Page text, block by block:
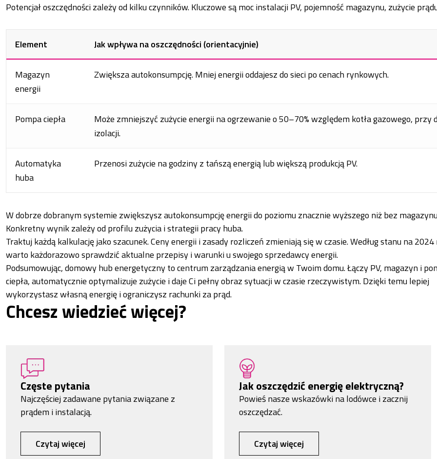
Potencjał oszczędności zależy od kilku czynników. Kluczowe są moc instalacji PV, pojemność magazynu, zużycie
Element Jak wpływa na oszczędności (orientacyjnie)
Magazyn
energii
Zwiększa autokonsumpcję. Mniej energii oddajesz do sieci po cenach rynkowych.
Pompa ciepła
Może zmniejszyć zużycie energii na ogrzewanie o 50–70% względem kotła gazowego, przy
izolacji.
Automatyka
huba
Przenosi zużycie na godziny z tańszą energią lub większą produkcją PV.
W dobrze dobranym systemie zwiększysz autokonsumpcję energii do poziomu znacznie wyższego niż bez
Konkretny wynik zależy od profilu zużycia i strategii pracy huba.
Traktuj każdą kalkulację jako szacunek. Ceny energii i zasady rozliczeń zmieniają się w czasie. Według stanu na
warto każdorazowo sprawdzić aktualne przepisy i warunki u swojego sprzedawcy energii.
Podsumowując, domowy hub energetyczny to centrum zarządzania energią w Twoim domu. Łączy PV, magazyn i
ciepła, automatycznie optymalizuje zużycie i daje Ci pełny obraz sytuacji w czasie rzeczywistym. Dzięki temu lepiej
wykorzystasz własną energię i ograniczysz rachunki za prąd.
Chcesz wiedzieć więcej?
Częste pytania
Najczęściej zadawane pytania związane z
prądem i instalacją.
Czytaj więcej
Jak oszczędzić energię elektryczną?
Powieś nasze wskazówki na lodówce i zacznij
oszczędzać.
Czytaj więcej